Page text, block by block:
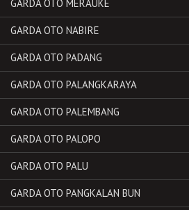
GARDA OTO MERAUKE
GARDA OTO NABIRE
GARDA OTO PADANG
GARDA OTO PALANGKARAYA
GARDA OTO PALEMBANG
GARDA OTO PALOPO
GARDA OTO PALU
GARDA OTO PANGKALAN BUN